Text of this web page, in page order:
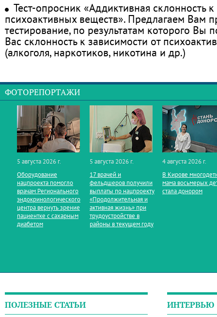
Тест-опросник «Аддиктивная склонность
психоактивных веществ». Предлагаем Вам
тестирование, по результатам которого Вы
Вас склонность к зависимости от
(алкоголя, наркотиков, никотина и др.)
ФОТОРЕПОРТАЖИ
5 августа 2026 г.
Оборудование
нацпроекта помогло
врачам Регионального
эндокринологического
центра вернуть зрение
пациентке с сахарным
диабетом
5 августа 2026 г.
17 врачей и
фельдшеров получили
выплаты по нацпроекту
«Продолжительная и
активная жизнь» при
трудоустройстве в
районы в текущем году
4 августа 2026 г.
В Кирове
мама восьмерых
стала донором
ПОЛЕЗНЫЕ СТАТЬИ ИНТЕРВЬЮ